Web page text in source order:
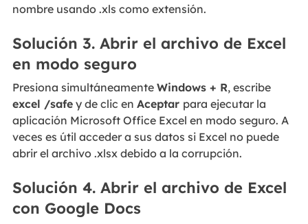
nombre usando .xls como extensión.
Solución 3. Abrir el archivo de Excel
en modo seguro
Presiona simultáneamente Windows + R, escribe
excel /safey de clic en Aceptar para ejecutar la
aplicación Microsoft Office Excel en modo seguro. A
veces es útil acceder a sus datos si Excel no puede
abrir el archivo .xlsx debido a la corrupción.
Solución 4. Abrir el archivo de Excel
con Google Docs